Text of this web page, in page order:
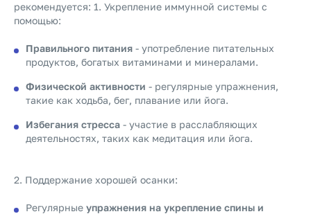
рекомендуется: 1. Укрепление иммунной системы с
помощью:
Правильного питания - употребление питательных
продуктов, богатых витаминами и минералами.
Физической активности - регулярные упражнения,
такие как ходьба, бег, плавание или йога.
Избегания стресса - участие в расслабляющих
деятельностях, таких как медитация или йога.
2. Поддержание хорошей осанки:
Регулярные упражнения на укрепление спины и